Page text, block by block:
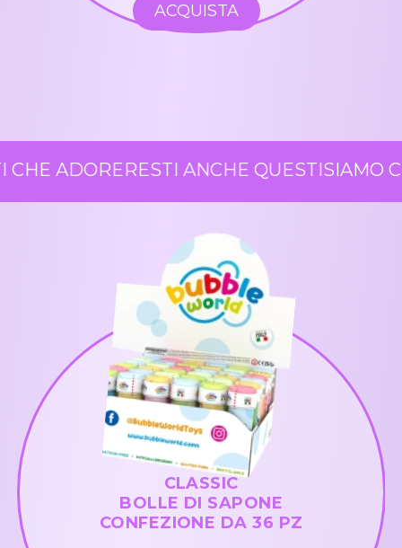
ACQUISTA
ADORERESTI ANCHE QUESTISIAMO
CLASSIC
BOLLE DI SAPONE
CONFEZIONE DA 36 PZ